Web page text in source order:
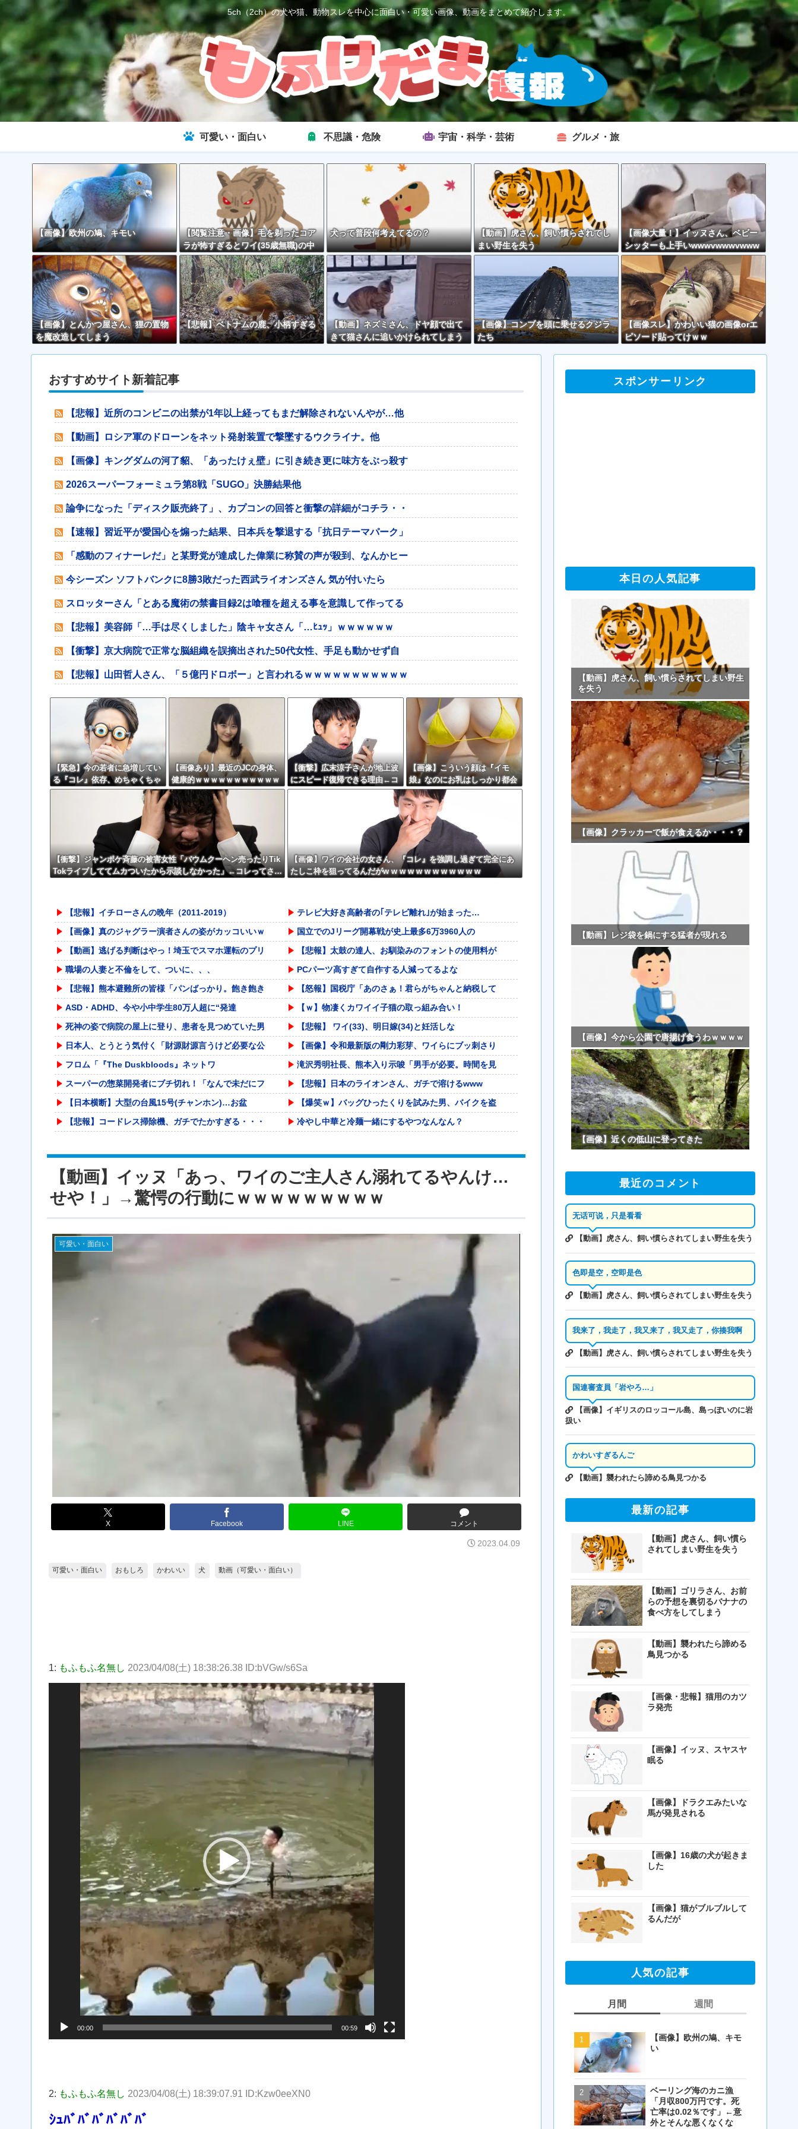
5ch（2ch）の犬や猫、動物スレを中心に面白い・可愛い画像、動画をまとめて紹介します。
可愛い・面白い 不思議・危険 宇宙・科学・芸術 グルメ・旅
【画像】欧州の鳩、キモい
【閲覧注意・画像】毛を剃ったコア
ラが怖すぎるとワイ(35歳無職)の中
で話題に
犬って普段何考えてるの？
【動画】虎さん、飼い慣らされてし
まい野生を失う
【画像大量！】イッヌさん、ベビー
シッターも上手いwwwvwwwvwww
vwwwvwww
【画像】とんかつ屋さん、狸の置物
を魔改造してしまう
【悲報】ベトナムの鹿、小柄すぎる
【動画】ネズミさん、ドヤ顔で出て
きて猫さんに追いかけられてしまう
【画像】コンブを頭に乗せるクジラ
たち
【画像スレ】かわいい猫の画像orエ
ピソード貼ってけｗｗ
おすすめサイト新着記事
【悲報】近所のコンビニの出禁が1年以上経ってもまだ解除されないんやが…他
【動画】ロシア軍のドローンをネット発射装置で撃墜するウクライナ。他
【画像】キングダムの河了貂、「あったけぇ壁」に引き続き更に味方をぶっ殺す
2026スーパーフォーミュラ第8戦「SUGO」決勝結果他
論争になった「ディスク販売終了」、カプコンの回答と衝撃の詳細がコチラ・・
【速報】習近平が愛国心を煽った結果、日本兵を撃退する「抗日テーマパーク」
「感動のフィナーレだ」と某野党が達成した偉業に称賛の声が殺到、なんかヒー
今シーズン ソフトバンクに8勝3敗だった西武ライオンズさん 気が付いたら
スロッターさん「とある魔術の禁書目録2は喰種を超える事を意識して作ってる
【悲報】美容師「…手は尽くしました」陰キャ女さん「…ﾋｭｯ」ｗｗｗｗｗｗ
【衝撃】京大病院で正常な脳組織を誤摘出された50代女性、手足も動かせず自
【悲報】山田哲人さん、「５億円ドロボー」と言われるｗｗｗｗｗｗｗｗｗｗｗ
【緊急】今の若者に急増してい
る『コレ』依存、めちゃくちゃ
深刻な模様w w w w w w w w
【画像あり】最近のJCの身体、
健康的ｗｗｗｗｗｗｗｗｗｗｗ
ｗｗｗｗ
【衝撃】広末涼子さんが地上波
にスピード復帰できる理由←コ
レ、誰にも分からない模様w w
【画像】こういう顔は『イモ
娘』なのにお乳はしっかり都会
っ子な女子wwww
【衝撃】ジャンポケ斉藤の被害女性「バウムクーヘン売ったりTik
Tokライブしててムカついたから示談しなかった」←コレってさ…
【画像】ワイの会社の女さん、『コレ』を強調し過ぎて完全にあ
たしこ枠を狙ってるんだがw w w w w w w w w w w w
【悲報】イチローさんの晩年（2011-2019）
テレビ大好き高齢者の｢テレビ離れ｣が始まった…
【画像】真のジャグラー演者さんの姿がカッコいいｗ
国立でのJリーグ開幕戦が史上最多6万3960人の
【動画】逃げる判断はやっ！埼玉でスマホ運転のプリ
【悲報】太鼓の達人、お馴染みのフォントの使用料が
職場の人妻と不倫をして、ついに、、、
PCパーツ高すぎて自作する人減ってるよな
【悲報】熊本避難所の皆様「パンばっかり。飽き飽き
【怒報】国税庁「あのさぁ！君らがちゃんと納税して
ASD・ADHD、今や小中学生80万人超に“発達
【ｗ】物凄くカワイイ子猫の取っ組み合い！
死神の姿で病院の屋上に登り、患者を見つめていた男
【悲報】 ワイ(33)、明日嫁(34)と妊活しな
日本人、とうとう気付く「財源財源言うけど必要な公
【画像】令和最新版の剛力彩芽、ワイらにブッ刺さり
フロム「『The Duskbloods』ネットワ
滝沢秀明社長、熊本入り示唆「男手が必要。時間を見
スーパーの惣菜開発者にブチ切れ！「なんで未だにフ
【悲報】日本のライオンさん、ガチで溶けるwww
【日本横断】大型の台風15号(チャンホン)…お盆
【爆笑ｗ】バッグひったくりを試みた男、バイクを盗
【悲報】コードレス掃除機、ガチでたかすぎる・・・
冷やし中華と冷麺一緒にするやつなんなん？
【緊急】今の若者に急増している『コレ』依存、めち
ショートスリーパー堀大輔、高須幹弥にブチギレ
コルトン・ハータのF1参戦の可能性が消滅したらし
「非常に残念」高市総理と面会決定も…発言不可、握
高配当をうたった「みんなで大家さん」→実態は28
海外「全部日本の真似だったのか…」 日本の普通の
海外「日本なんて行くんじゃなかった…」 日本を知
ハードオフでこの３０００円のノートパソコン見つけ
【悲報】 氷河期弱おぢ（50）、新聞に絶望の投稿
「小泉進次郎はアドリブで小話を挟めるほど頭の回転
【衝撃】マツコ・デラックス「バスタオル、何日使う
【涼宮ハルヒの憂鬱】Vivitフィギュア「涼宮ハ
東京駅近くに「地下シェルター」整備を正式表明…小
【怒報】国税庁「あのさぁ！君らがちゃんと納税して
【動画】イッヌ「あっ、ワイのご主人さん溺れてるやんけ…
せや！」→驚愕の行動にｗｗｗｗｗｗｗｗｗ
可愛い・面白い
X Facebook LINE コメント
2023.04.09
可愛い・面白い おもしろ かわいい 犬 動画（可愛い・面白い）
1: もふもふ名無し 2023/04/08(土) 18:38:26.38 ID:bVGw/s6Sa
00:00 00:59
2: もふもふ名無し 2023/04/08(土) 18:39:07.91 ID:Kzw0eeXN0
ｼｭﾊﾞﾊﾞﾊﾞﾊﾞﾊﾞﾊﾞ
スポンサーリンク
本日の人気記事
【動画】虎さん、飼い慣らされてしまい野生
を失う
【画像】クラッカーで飯が食えるか・・・？
【動画】レジ袋を鍋にする猛者が現れる
【画像】今から公園で唐揚げ食うわｗｗｗｗ
【画像】近くの低山に登ってきた
最近のコメント
无话可说，只是看看
【動画】虎さん、飼い慣らされてしまい野生を失う
色即是空，空即是色
【動画】虎さん、飼い慣らされてしまい野生を失う
我来了，我走了，我又来了，我又走了，你揍我啊
【動画】虎さん、飼い慣らされてしまい野生を失う
国連審査員「岩やろ…」
【画像】イギリスのロッコール島、島っぽいのに岩
扱い
かわいすぎるんご
【動画】襲われたら諦める鳥見つかる
最新の記事
【動画】虎さん、飼い慣ら
されてしまい野生を失う
【動画】ゴリラさん、お前
らの予想を裏切るバナナの
食べ方をしてしまう
【動画】襲われたら諦める
鳥見つかる
【画像・悲報】猫用のカツ
ラ発売
【画像】イッヌ、スヤスヤ
眠る
【画像】ドラクエみたいな
馬が発見される
【画像】16歳の犬が起きま
した
【画像】猫がブルブルして
るんだが
人気の記事
月間
【画像】欧州の鳩、キモ
い
ベーリング海のカニ漁
「月収800万円です。死
亡率は0.02％です」←意
外とそんな悪くなくな
週間
【閲覧注意・画像】毛を
【画像】欧州の鳩、キモ
い